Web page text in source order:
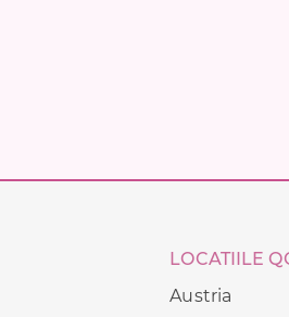
LOCATIILE
Austria